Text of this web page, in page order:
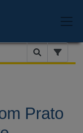
Prato